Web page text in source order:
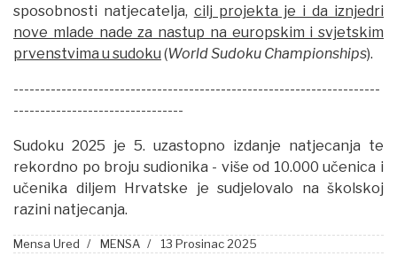
sposobnosti natjecatelja, cilj projekta je i da iznjedri
nove mlade nade za nastup na europskim i svjetskim
prvenstvima u sudoku (World Sudoku Championships).
---------------------------------------------------------------------
--------------------------------
Sudoku 2025 je 5. uzastopno izdanje natjecanja te
rekordno po broju sudionika - više od 10.000 učenica i
učenika diljem Hrvatske je sudjelovalo na školskoj
razini natjecanja.
Mensa Ured MENSA 13 Prosinac 2025